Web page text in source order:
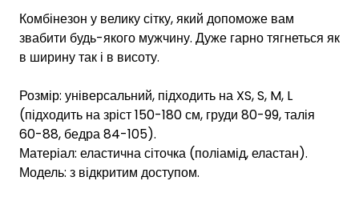
Комбінезон у велику сітку, який допоможе вам
звабити будь-якого мужчину. Дуже гарно тягнеться як
в ширину так і в висоту.
Розмір: універсальний, підходить на XS, S, M, L
(підходить на зріст 150-180 см, груди 80-99, талія
60-88, бедра 84-105).
Матеріал: еластична сіточка (поліамід, еластан).
Модель: з відкритим доступом.